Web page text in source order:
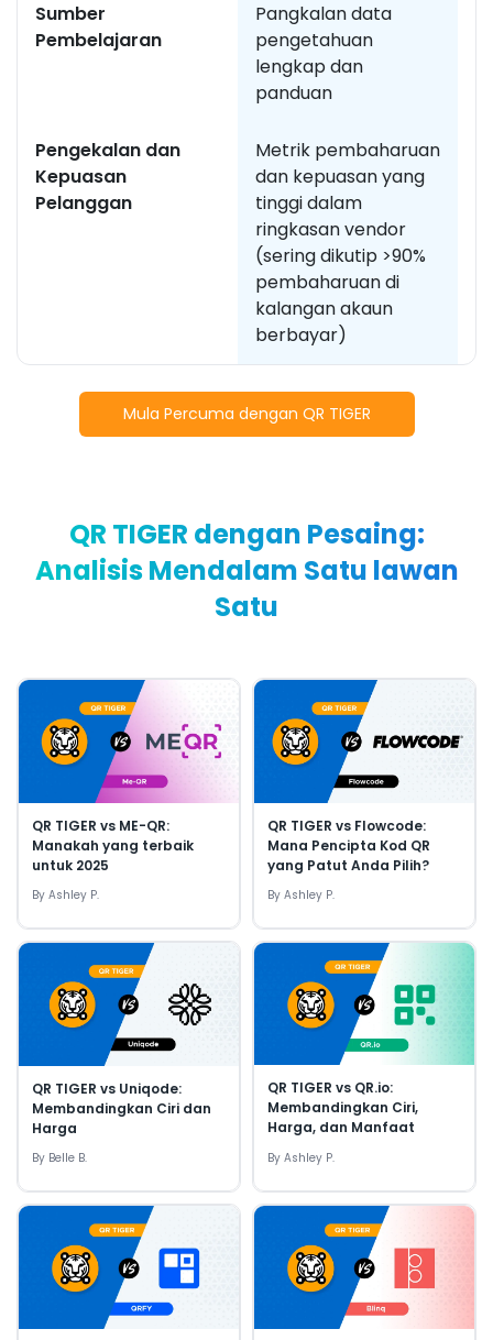
Sumber
Pembelajaran
Pangkalan data
pengetahuan
lengkap dan
panduan
Pengekalan dan
Kepuasan
Pelanggan
Metrik pembaharuan
dan kepuasan yang
tinggi dalam
ringkasan vendor
(sering dikutip >90%
pembaharuan di
kalangan akaun
berbayar)
Mula Percuma dengan QR TIGER
QR TIGER dengan Pesaing:
Analisis Mendalam Satu lawan
Satu
QR TIGER vs ME-QR:
Manakah yang terbaik
untuk 2025
By Ashley P.
QR TIGER vs Flowcode:
Mana Pencipta Kod QR
yang Patut Anda Pilih?
By Ashley P.
QR TIGER vs Uniqode:
Membandingkan Ciri dan
Harga
By Belle B.
QR TIGER vs QR.io:
Membandingkan Ciri,
Harga, dan Manfaat
By Ashley P.